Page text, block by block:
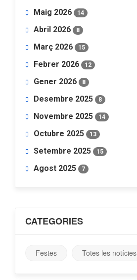
Maig 2026 14
Abril 2026 8
Març 2026 15
Febrer 2026 12
Gener 2026 8
Desembre 2025 8
Novembre 2025 14
Octubre 2025 13
Setembre 2025 15
Agost 2025 7
CATEGORIES
Festes Totes les notícies